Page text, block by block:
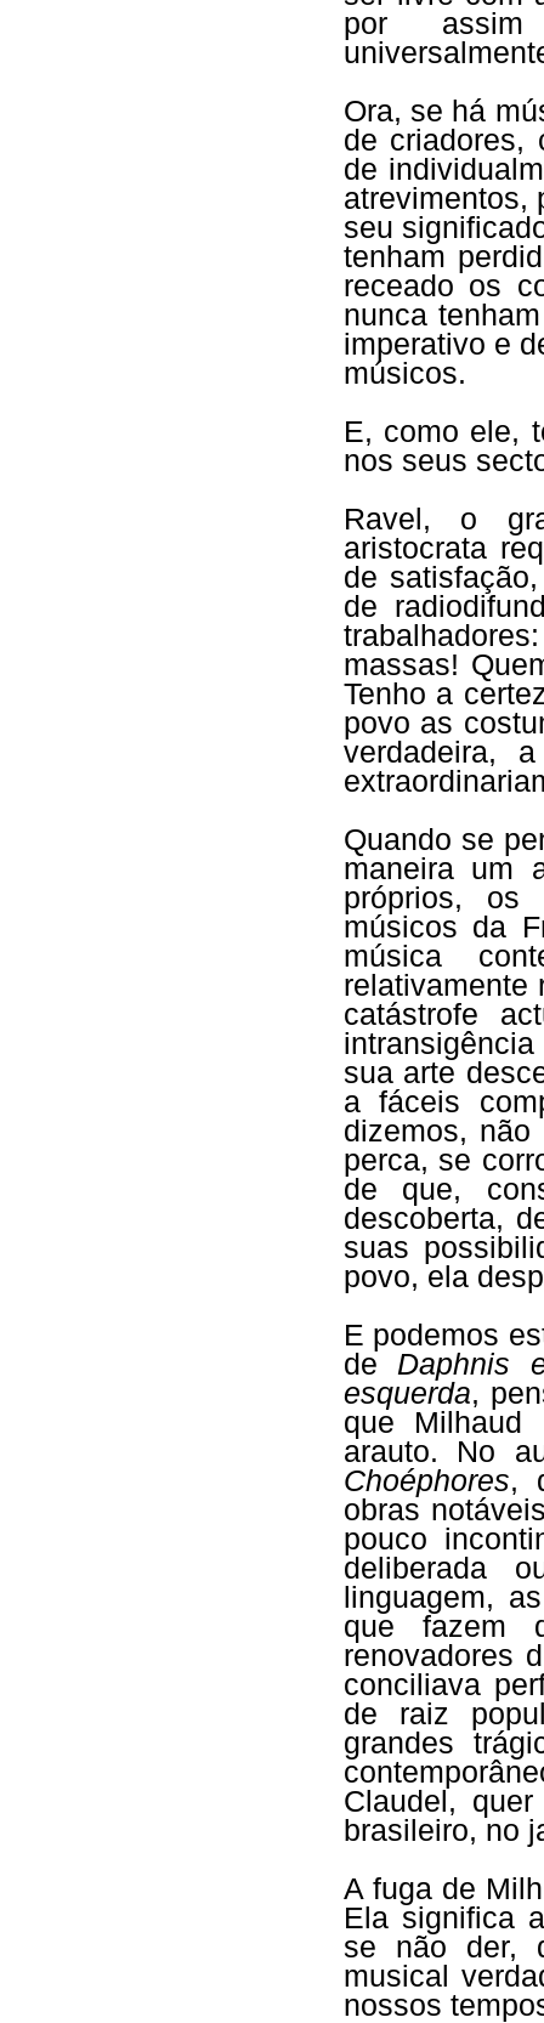
por assim
Ora, se há
de criadores,
de
atrevimentos,
seu
tenham
receado os
nunca
imperativo e
músicos.
E, como ele,
nos seus
Ravel, o
aristocrata
de
de
massas!
Tenho a
povo as
verdadeira,
Quando se
maneira um
próprios, os
músicos da
música
relativamente
catástrofe
sua arte
a fáceis
dizemos,
perca, se
de que,
descoberta,
suas
povo, ela
E podemos
de Daphnis
esquerda,
que
arauto. No
Choéphores,
obras
pouco
deliberada
linguagem,
que fazem
renovadores
conciliava
de raiz
grandes
Claudel,
brasileiro, no
A fuga de
Ela significa
se não der,
musical
nossos